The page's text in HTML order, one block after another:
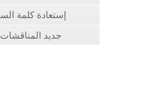
إستعادة كلمة السر
جديد المناقشات